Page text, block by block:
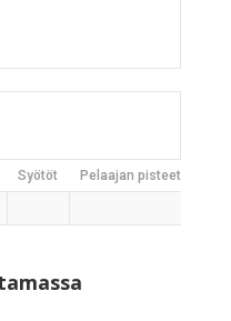
Syötöt Pelaajan pisteet